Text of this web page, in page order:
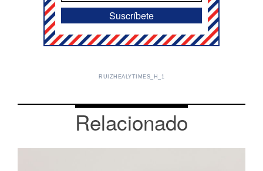
RUIZHEALYTIMES_H_1
Relacionado